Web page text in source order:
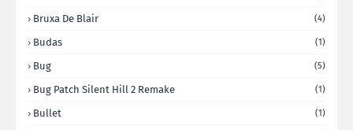
Bruxa De Blair (4)
Budas (1)
Bug (5)
Bug Patch Silent Hill 2 Remake (1)
Bullet (1)